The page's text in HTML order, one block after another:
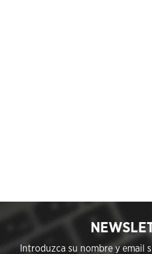
Introduzca su nombre y email